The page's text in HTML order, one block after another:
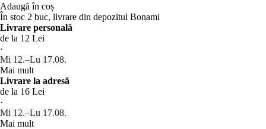
Adaugă în coș
În stoc 2 buc, livrare din depozitul Bonami
Livrare personală
de la 12 Lei
·
Mi 12.–Lu 17.08.
Mai mult
Livrare la adresă
de la 16 Lei
·
Mi 12.–Lu 17.08.
Mai mult